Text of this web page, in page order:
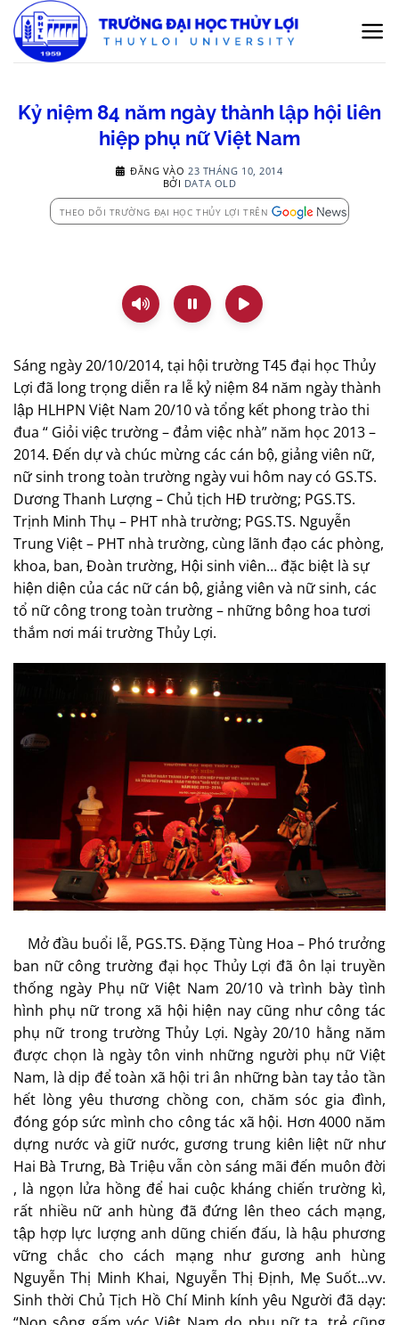
qua
nội
Kỷ niệm 84 năm ngày thành lập hội liên
hiệp phụ nữ Việt Nam
ĐĂNG VÀO 23 THÁNG 10, 2014
BỞI DATA OLD
THEO DÕI TRƯỜNG ĐẠI HỌC THỦY LỢI TRÊN
Sáng ngày 20/10/2014, tại hội trường T45 đại học Thủy
Lợi đã long trọng diễn ra lễ kỷ niệm 84 năm ngày thành
lập HLHPN Việt Nam 20/10 và tổng kết phong trào thi
đua “ Giỏi việc trường – đảm việc nhà” năm học 2013 –
2014. Đến dự và chúc mừng các cán bộ, giảng viên nữ,
nữ sinh trong toàn trường ngày vui hôm nay có GS.TS.
Dương Thanh Lượng – Chủ tịch HĐ trường; PGS.TS.
Trịnh Minh Thụ – PHT nhà trường; PGS.TS. Nguyễn
Trung Việt – PHT nhà trường, cùng lãnh đạo các phòng,
khoa, ban, Đoàn trường, Hội sinh viên… đặc biệt là sự
hiện diện của các nữ cán bộ, giảng viên và nữ sinh, các
tổ nữ công trong toàn trường – những bông hoa tươi
thắm nơi mái trường Thủy Lợi.
Mở đầu buổi lễ, PGS.TS. Đặng Tùng Hoa – Phó trưởng
ban nữ công trường đại học Thủy Lợi đã ôn lại truyền
thống ngày Phụ nữ Việt Nam 20/10 và trình bày tình
hình phụ nữ trong xã hội hiện nay cũng như công tác
phụ nữ trong trường Thủy Lợi. Ngày 20/10 hằng năm
được chọn là ngày tôn vinh những người phụ nữ Việt
Nam, là dịp để toàn xã hội tri ân những bàn tay tảo tần
hết lòng yêu thương chồng con, chăm sóc gia đình,
đóng góp sức mình cho công tác xã hội. Hơn 4000 năm
dựng nước và giữ nước, gương trung kiên liệt nữ như
Hai Bà Trưng, Bà Triệu vẫn còn sáng mãi đến muôn đời
, là ngọn lửa hồng để hai cuộc kháng chiến trường kì,
rất nhiều nữ anh hùng đã đứng lên theo cách mạng,
tập hợp lực lượng anh dũng chiến đấu, là hậu phương
vững chắc cho cách mạng như gương anh hùng
Nguyễn Thị Minh Khai, Nguyễn Thị Định, Mẹ Suốt…vv.
Sinh thời Chủ Tịch Hồ Chí Minh kính yêu Người đã dạy: